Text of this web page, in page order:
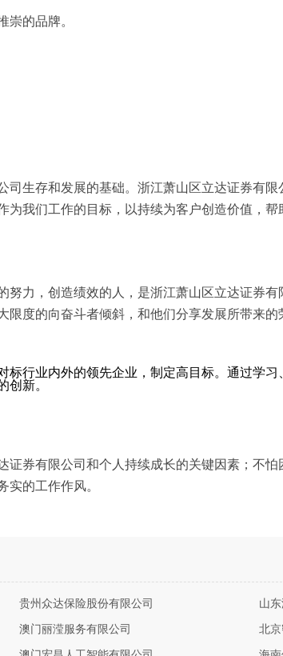
崇的品牌。
司生存和发展的基础。浙江萧山区立达证券有
为我们工作的目标，以持续为客户创造价值，帮
努力，创造绩效的人，是浙江萧山区立达证券
度的向奋斗者倾斜，和他们分享发展所带来的
标行业内外的领先企业，制定高目标。通过学
创新。
证券有限公司和个人持续成长的关键因素；不
实的工作作风。
贵州众达保险股份有限公司 山
澳门丽滢服务有限公司 北